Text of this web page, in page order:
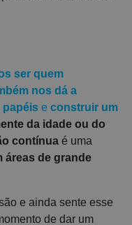
ser quem
nos dá a
papéis e construir um
da idade ou do
contínua é uma
áreas de grande
e ainda sente esse
de dar um